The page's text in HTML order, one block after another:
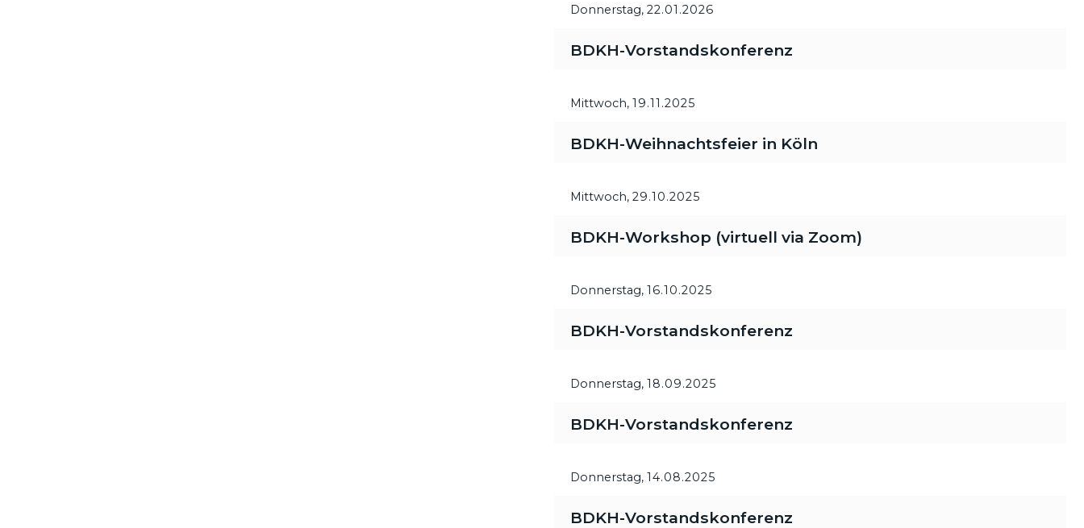
Donnerstag, 22.01.2026
BDKH-Vorstandskonferenz
Mittwoch, 19.11.2025
BDKH-Weihnachtsfeier in Köln
Mittwoch, 29.10.2025
BDKH-Workshop (virtuell via Zoom)
Donnerstag, 16.10.2025
BDKH-Vorstandskonferenz
Donnerstag, 18.09.2025
BDKH-Vorstandskonferenz
Donnerstag, 14.08.2025
BDKH-Vorstandskonferenz